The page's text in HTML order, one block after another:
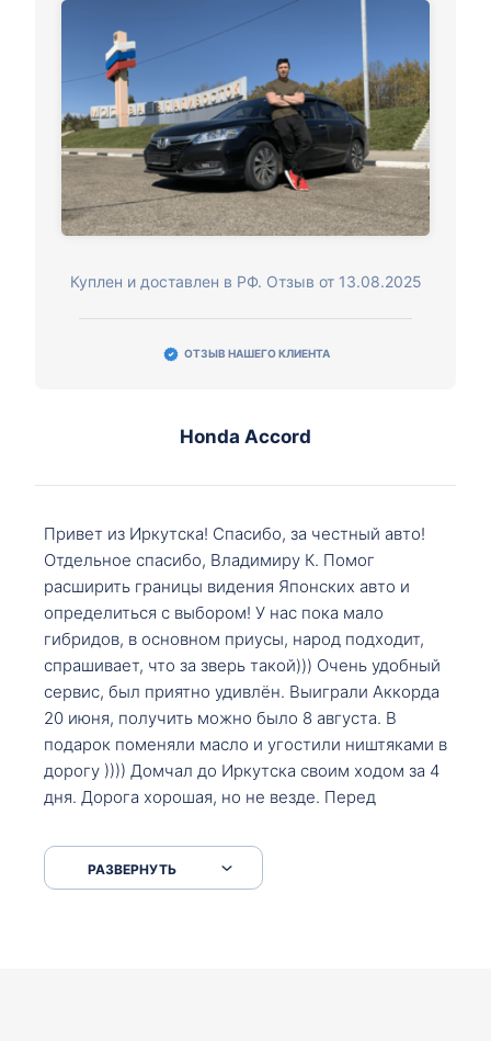
Куплен и доставлен в РФ. Отзыв от 13.08.2025
ОТЗЫВ НАШЕГО КЛИЕНТА
Honda Accord
Привет из Иркутска! Спасибо, за честный авто!
Отдельное спасибо, Владимиру К. Помог
расширить границы видения Японских авто и
определиться с выбором! У нас пока мало
гибридов, в основном приусы, народ подходит,
спрашивает, что за зверь такой))) Очень удобный
сервис, был приятно удивлён. Выиграли Аккорда
20 июня, получить можно было 8 августа. В
подарок поменяли масло и угостили ништяками в
дорогу )))) Домчал до Иркутска своим ходом за 4
дня. Дорога хорошая, но не везде. Перед
серпантинах по пути следования.
РАЗВЕРНУТЬ